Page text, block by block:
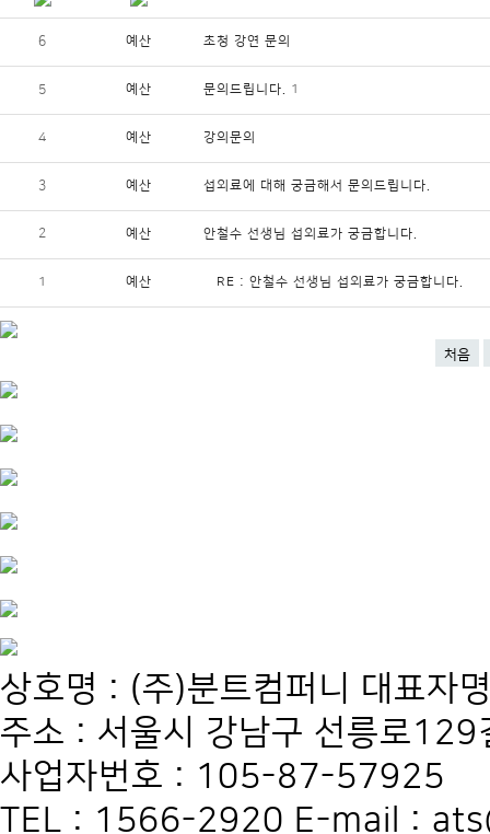
6 예산 초청 강연 문의
5 예산 문의드립니다. 1
4 예산 강의문의
3 예산 섭외료에 대해 궁금해서 문의드립니다.
2 예산 안철수 선생님 섭외료가 궁금합니다.
1 예산 RE : 안철수 선생님 섭외료가 궁금합니다.
처음
상호명 : (주)분트컴퍼니 대표자
주소 : 서울시 강남구 선릉로
사업자번호 : 105-87-57925
TEL : 1566-2920 E-mail :